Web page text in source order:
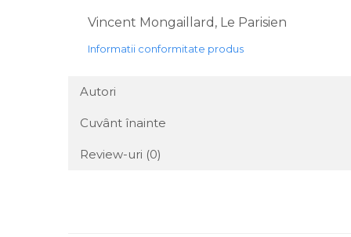
Vincent Mongaillard, Le Parisien
Informatii conformitate produs
Autori
Cuvânt înainte
Review-uri (0)